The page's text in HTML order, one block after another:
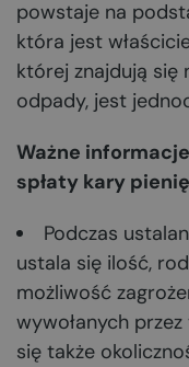
powstaje na
która jest
której znajdują się
odpady, jest
Ważne
spłaty kary
Podczas
ustala się ilość,
możliwość
wywołanych
się także